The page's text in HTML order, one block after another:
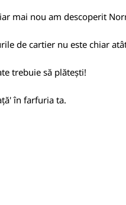
mai nou am descoperit
de cartier nu este chiar
trebuie să plătești!
în farfuria ta.